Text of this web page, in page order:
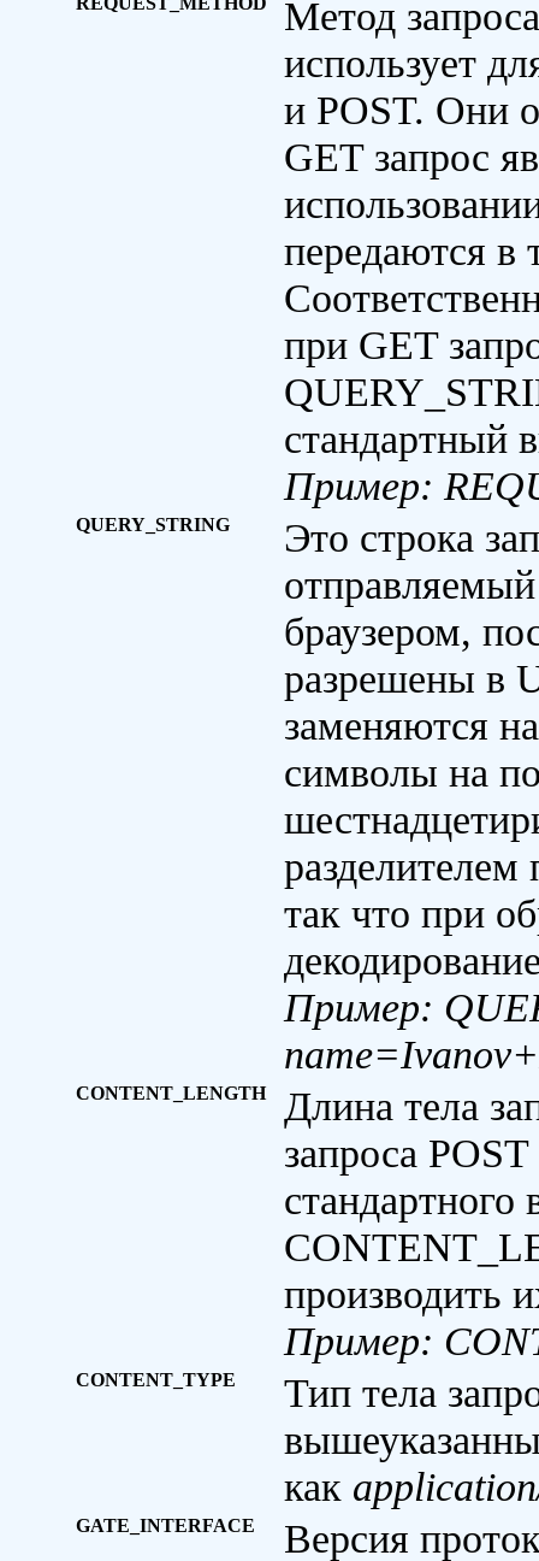
Метод
использует
и POST. Они
GET запрос
передаются в
при GET
стандартный
Пример:
QUERY_STRING
Это строка
браузером,
разрешены в
заменяются
символы на
так что при
Пример:
CONTENT_LENGTH
Длина тела
запроса
производить
Пример:
CONTENT_TYPE
Тип тела
как
GATE_INTERFACE Версия